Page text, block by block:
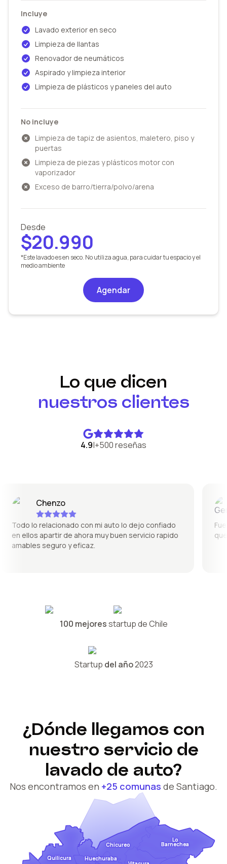
Incluye
Lavado exterior en seco
Limpieza de llantas
Renovador de neumáticos
Aspirado y limpieza interior
Limpieza de plásticos y paneles del auto
No incluye
Limpieza de tapiz de asientos, maletero, piso y
puertas
Limpieza de piezas y plásticos motor con
vaporizador
Exceso de barro/tierra/polvo/arena
Desde
$20.990
*Este lavado es en seco. No utiliza agua, para cuidar tu espacio y el
medio ambiente
Agendar
Lo que dicen
nuestros clientes
4.9|+500 reseñas
Chenzo
Todo lo relacionado con mi auto lo dejo confiado
en ellos apartir de ahora muy buen servicio rapido
amables seguro y eficaz.
Fue
100 mejoresstartup de Chile
Startup del año2023
Chicureo
Quilicura
Lo
Barnechea
Huechuraba
¿Dónde llegamos con
nuestro servicio de
lavado de auto?
Nos encontramos en +25 comunas de Santiago.